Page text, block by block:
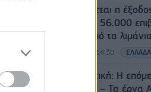
Κορυφώνεται η
Πάνω από 56.000
σήμερα από τα
08/08/2026 - 14:30 ΕΛΛΑΔΑ
Δυτική Αττική: Η
πυρκαγιές – Τα έργα